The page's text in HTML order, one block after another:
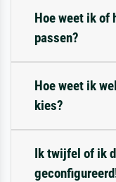
Hoe weet ik of
passen?
Hoe weet ik
kies?
Ik twijfel of ik